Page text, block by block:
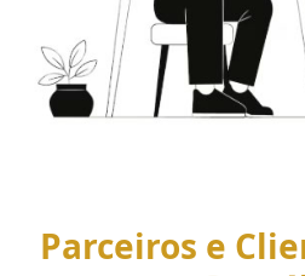
Parceiros e